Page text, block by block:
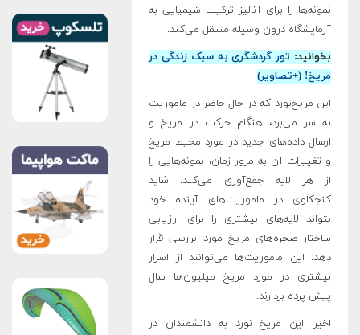
نمونه‌ها را برای آنالیز ترکیب شیمیایی به
آزمایشگاه درون وسیله منتقل می‌کند.
بخوانید: تور گردشگری به سبک زندگی در
مریخ! (+تصاویر)
این مریخ‌نورد که در حال حاضر در ماموریت
به سر می‌برد، هنگام حرکت در مریخ و
ارسال داده‌های جدید در مورد محیط مریخ
و تغییرات آن به مرور زمان، نمونه‌هایی را
از هر لایه جمع‌آوری می‌کند. شاید
کنجکاوی در ماموریت‌های آینده خود
بتواند لایه‌های بیشتری را برای ارزیابی
ساختار صخره‌های مریخ مورد بررسی قرار
دهد. این ماموریت‌ها می‌توانند از اسرار
بیشتری در مورد مریخ میلیون‌ها سال
پیش پرده بردارند.
اخیرا این مریخ نورد به دانشمندان در